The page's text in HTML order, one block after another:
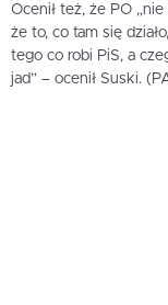
Ocenił też, że PO „nie
że to, co tam się
tego co robi PiS, a
jad” – ocenił Suski.